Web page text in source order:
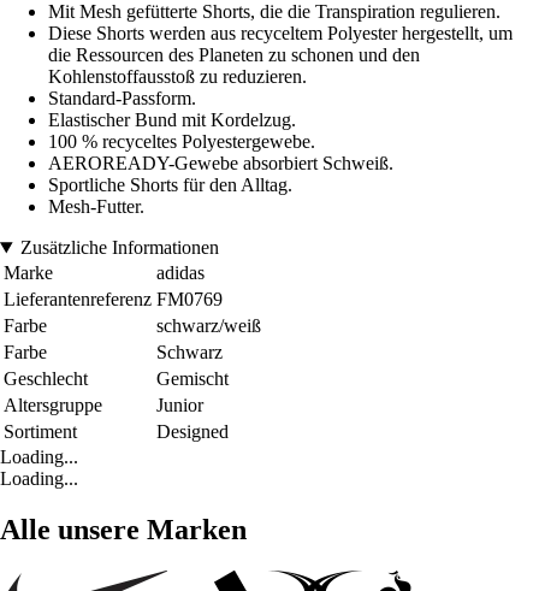
Mit Mesh gefütterte Shorts, die die Transpiration regulieren.
Diese Shorts werden aus recyceltem Polyester hergestellt, um
die Ressourcen des Planeten zu schonen und den
Kohlenstoffausstoß zu reduzieren.
Standard-Passform.
Elastischer Bund mit Kordelzug.
100 % recyceltes Polyestergewebe.
AEROREADY-Gewebe absorbiert Schweiß.
Sportliche Shorts für den Alltag.
Mesh-Futter.
Zusätzliche Informationen
Marke
adidas
Lieferantenreferenz FM0769
Farbe
schwarz/weiß
Farbe
Schwarz
Geschlecht
Gemischt
Altersgruppe
Junior
Sortiment
Designed
Loading...
Loading...
Alle unsere Marken